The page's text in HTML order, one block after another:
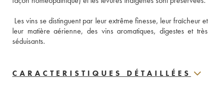
Les vins se distinguent par leur extrême finesse, leur fraîcheur et
leur matière aérienne, des vins aromatiques, digestes et très
séduisants.
CARACTERISTIQUES DÉTAILLÉES